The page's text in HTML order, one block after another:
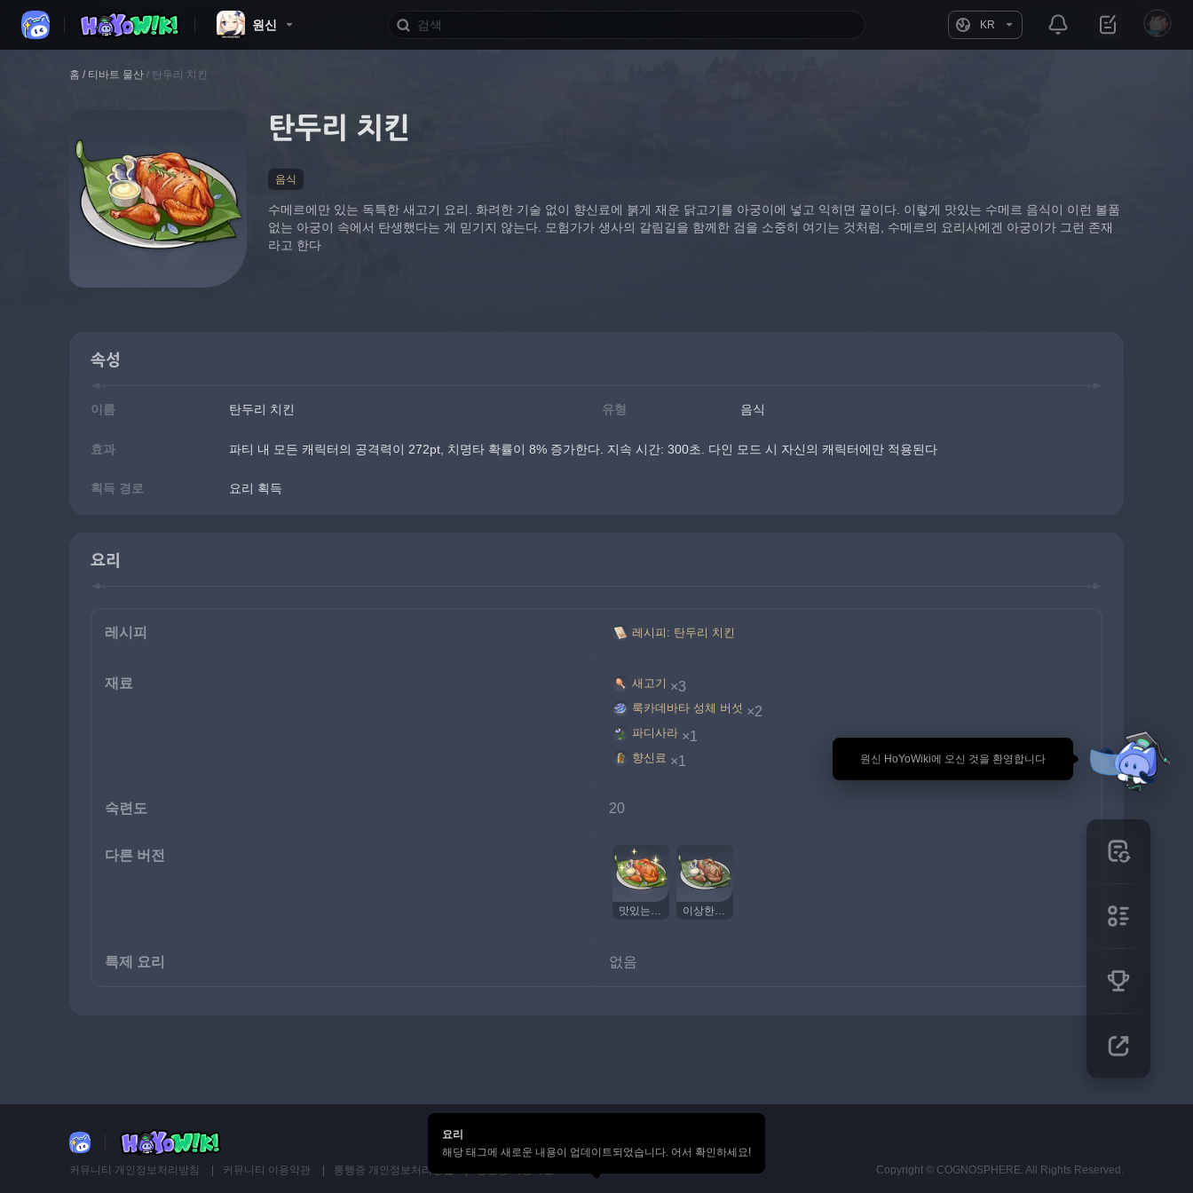
원신 KR
🎉 원신 HoYoWiki에 오신 것을 환영합니다
홈 / 티바트 물산 / 탄두리 치킨
탄두리 치킨
음식
수메르에만 있는 독특한 새고기 요리. 화려한 기술 없이 향신료에 붉게 재운 닭고기를 아궁이에 넣고 익히면 끝이다. 이렇게 맛있는 수메르 음식이 이런 볼품
없는 아궁이 속에서 탄생했다는 게 믿기지 않는다. 모험가가 생사의 갈림길을 함께한 검을 소중히 여기는 것처럼, 수메르의 요리사에겐 아궁이가 그런 존재
라고 한다
속성
이름 탄두리 치킨 유형 음식
효과 파티 내 모든 캐릭터의 공격력이 272pt, 치명타 확률이 8% 증가한다. 지속 시간: 300초. 다인 모드 시 자신의 캐릭터에만 적용된다
획득 경로 요리 획득
요리
레시피 레시피: 탄두리 치킨
재료 새고기 ×3
룩카데바타 성체 버섯 ×2
파디사라 ×1
향신료 ×1
숙련도 20
다른 버전
맛있는 탄두리 치킨 이상한 탄두리 치킨
특제 요리 없음
커뮤니티 개인정보처리방침 커뮤니티 이용약관 통행증 개인정보처리방침 Copyright © COGNOSPHERE. All Rights Reserved.
요리
해당 태그에 새로운 내용이 업데이트되었습니다. 어서 확인하세요!